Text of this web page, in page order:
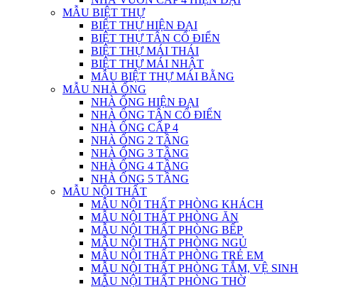
MẪU BIỆT THỰ
BIỆT THỰ HIỆN ĐẠI
BIỆT THỰ TÂN CỔ ĐIỂN
BIỆT THỰ MÁI THÁI
BIỆT THỰ MÁI NHẬT
MẪU BIỆT THỰ MÁI BẰNG
MẪU NHÀ ỐNG
NHÀ ỐNG HIỆN ĐẠI
NHÀ ỐNG TÂN CỔ ĐIỂN
NHÀ ỐNG CẤP 4
NHÀ ỐNG 2 TẦNG
NHÀ ỐNG 3 TẦNG
NHÀ ỐNG 4 TẦNG
NHÀ ỐNG 5 TẦNG
MẪU NỘI THẤT
MẪU NỘI THẤT PHÒNG KHÁCH
MẪU NỘI THẤT PHÒNG ĂN
MẪU NỘI THẤT PHÒNG BẾP
MẪU NỘI THẤT PHÒNG NGỦ
MẪU NỘI THẤT PHÒNG TRẺ EM
MẪU NỘI THẤT PHÒNG TẮM, VỆ SINH
MẪU NỘI THẤT PHÒNG THỜ